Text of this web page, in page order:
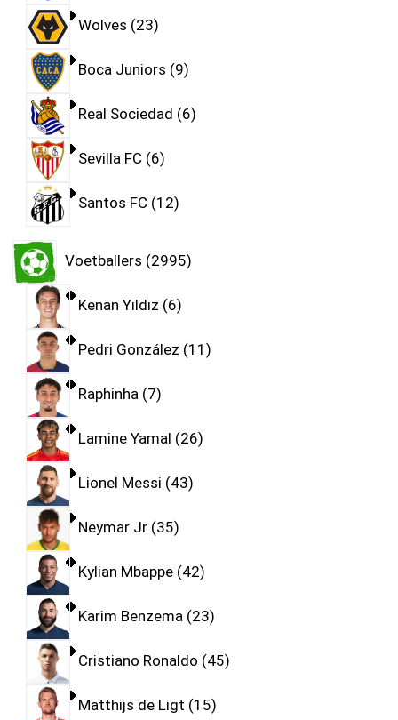
Wolves 23
Boca Juniors 9
Real Sociedad 6
Sevilla FC 6
Santos FC 12
Voetballers 2995
Kenan Yıldız 6
Pedri González 11
Raphinha 7
Lamine Yamal 26
Lionel Messi 43
Neymar Jr 35
Kylian Mbappe 42
Karim Benzema 23
Cristiano Ronaldo 45
Matthijs de Ligt 15